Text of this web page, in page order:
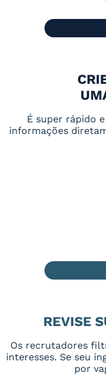
É super rápido
informações
REVISE
Os recrutadores
interesses. Se seu
por